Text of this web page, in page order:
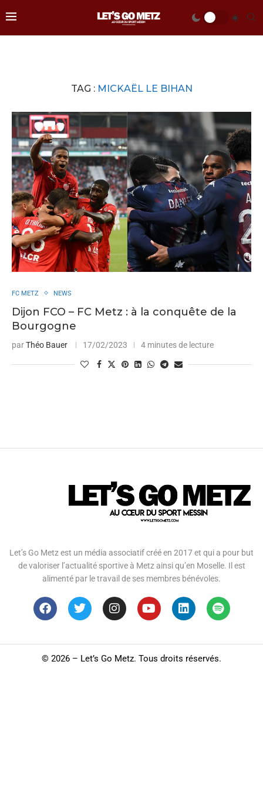
TAG : MICKAËL LE BIHAN
FC METZ NEWS
Dijon FCO – FC Metz : à la conquête de la
Bourgogne
parThéo Bauer 17/02/2023 4 minutes de lecture
Let’s Go Metz est un média associatif créé en 2017 et qui a pour but
de valoriser l’actualité sportive à Metz ainsi qu’en Moselle. Il est
alimenté par le travail de ses membres bénévoles.
© 2026 – Let’s Go Metz. Tous droits réservés.